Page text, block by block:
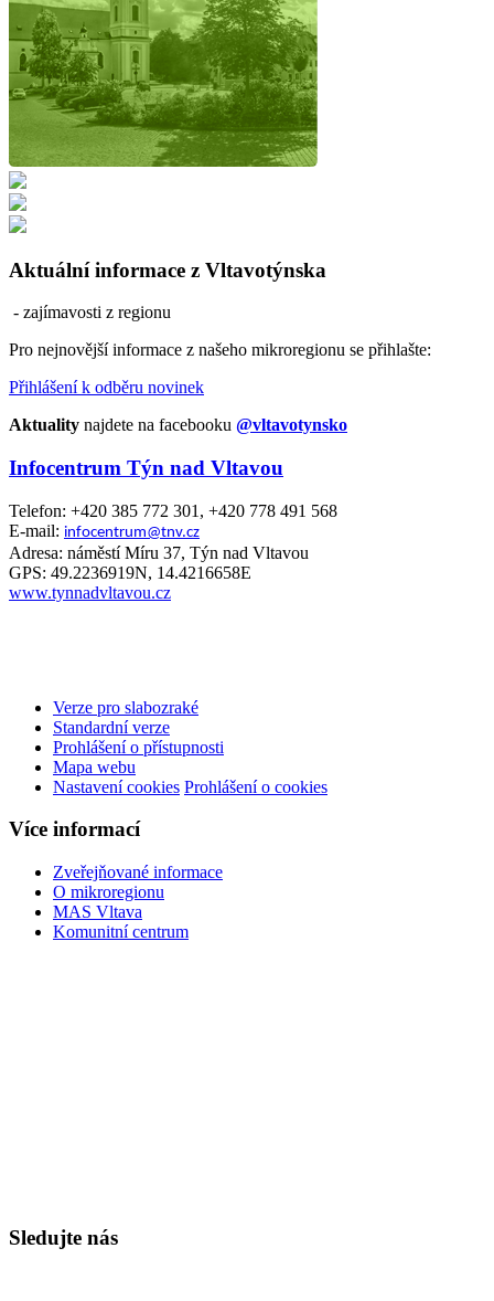
Aktuální informace z Vltavotýnska
- zajímavosti z regionu
Pro nejnovější informace z našeho mikroregionu se přihlašte:
Přihlášení k odběru novinek
Aktuality najdete na facebooku @vltavotynsko
Infocentrum Týn nad Vltavou
Telefon: +420 385 772 301, +420 778 491 568
E-mail: infocentrum@tnv.cz
Adresa: náměstí Míru 37, Týn nad Vltavou
GPS: 49.2236919N, 14.4216658E
www.tynnadvltavou.cz
Verze pro slabozraké
Standardní verze
Prohlášení o přístupnosti
Mapa webu
Nastavení cookies Prohlášení o cookies
Více informací
Zveřejňované informace
O mikroregionu
MAS Vltava
Komunitní centrum
Sledujte nás